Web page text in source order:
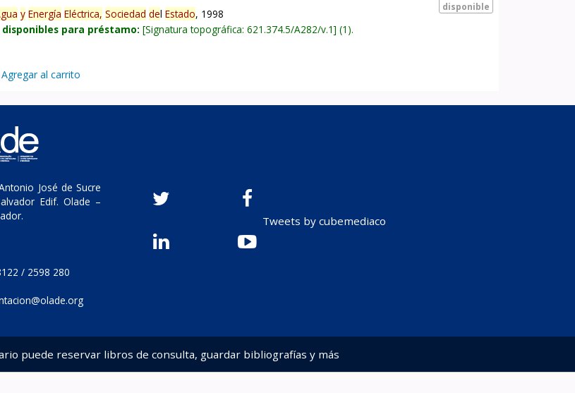
disponible
y Energía Eléctrica, Sociedad delEstado, 1998
disponibles para préstamo: Signatura topográfica:621.374.5/A282/v.1 (1).
Agregar al carrito
José de Sucre
Edif. Olade –
/ 2598 280
Tweets by cubemediaco
puede reservar libros de consulta, guardar bibliografías y más